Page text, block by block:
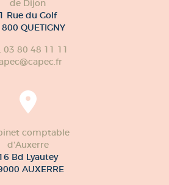
de Dijon
1 Rue du Golf
QUETIGNY
03 80 48 11 11
comptable
d'Auxerre
Bd Lyautey
AUXERRE